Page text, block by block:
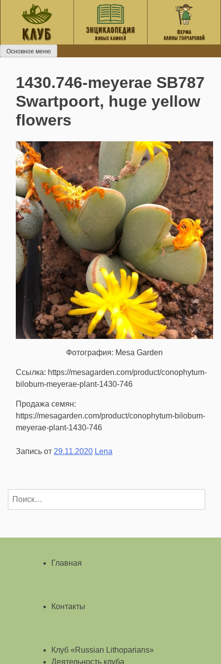
содержанию
Основное меню
1430.746-meyerae SB787
Swartpoort, huge yellow
flowers
Фотография: Mesa Garden
Ссылка: https://mesagarden.com/product/conophytum-
bilobum-meyerae-plant-1430-746
Продажа семян:
https://mesagarden.com/product/conophytum-bilobum-
meyerae-plant-1430-746
Запись от 29.11.2020 Lena
Найти:
Главная
Контакты
Клуб «Russian Lithoparians»
Деятельность клуба